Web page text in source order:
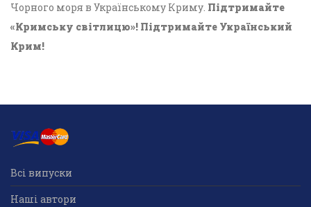
Чорного моря в Українському Криму. Підтримайте
«Кримську світлицю»! Підтримайте Український
Крим!
Всі випуски
Наші автори